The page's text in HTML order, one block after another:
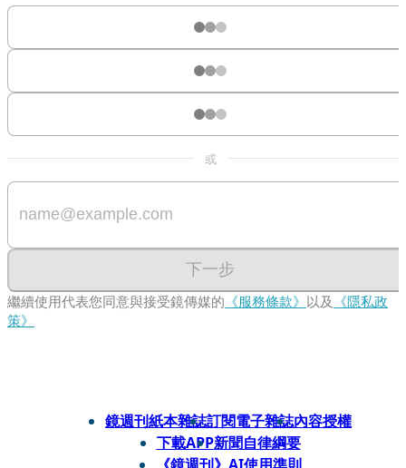
或
下一步
繼續使用代表您同意與接受鏡傳媒的 《服務條款》 以及 《隱私政
策》
鏡週刊紙本雜誌訂閱電子雜誌內容授權
下載APP新聞自律綱要